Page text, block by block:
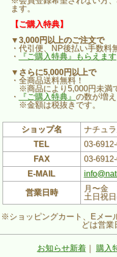
ます。
【ご購入特典】
▼3,000円以上のご注文で
・代引便、NP後払い手数料
・
『ご購入特典』もらえます
▼さらに5,000円以上で
・全商品送料無料！
※商品により5,000円未満
・
『ご購入特典』 の数が増え
※金額は税抜きです。
ショップ名
ナチュ
TEL
03-
FAX
03-
E-MAIL
営業日時
月〜金
土日祝
※ショッピングカート、Eメー
どは営業
お知らせ新着｜ 購入